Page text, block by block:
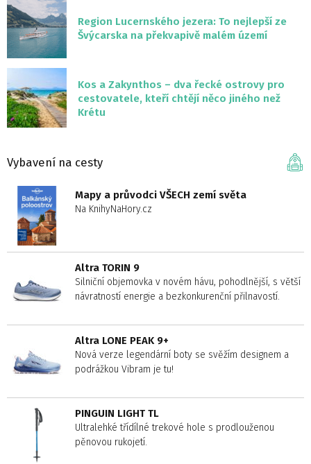
Region Lucernského jezera: To nejlepší ze
Švýcarska na překvapivě malém území
Kos a Zakynthos – dva řecké ostrovy pro
cestovatele, kteří chtějí něco jiného než
Krétu
Vybavení na cesty
Mapy a průvodci VŠECH zemí světa
Na KnihyNaHory.cz
Altra TORIN 9
Silniční objemovka v novém hávu, pohodlnější, s větší
návratností energie a bezkonkurenční přilnavostí.
Altra LONE PEAK 9+
Nová verze legendární boty se svěžím designem a
podrážkou Vibram je tu!
PINGUIN LIGHT TL
Ultralehké třídílné trekové hole s prodlouženou
pěnovou rukojetí.